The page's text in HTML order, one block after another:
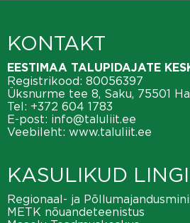
KONTAKT
EESTIMAA TALUPIDAJATE
Registrikood: 80056397
Üksnurme tee 8, Saku, 75501
Tel: +372 604 1783
E-post: info@taluliit.ee
Veebileht: www.taluliit.ee
KASULIKUD
Regionaal- ja
METK nõuandeteenistus